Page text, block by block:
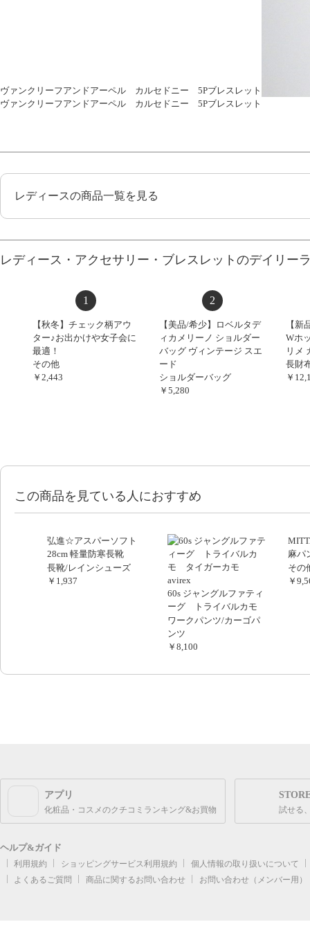
ヴァンクリーフアンドアーペル カルセドニー 5Pブレスレット
ヴァンクリーフアンドアーペル カルセドニー 5Pブレスレット
レディースの商品一覧を見る
レディース・アクセサリー・ブレスレットのデイリー
1
【秋冬】チェック柄アウ
ター♪お出かけや女子会に
最適！
その他
￥2,443
2
【美品/希少】ロベルタデ
ィカメリーノ ショルダー
バッグ ヴィンテージ スエ
ード
ショルダーバッグ
￥5,280
【新
Wホ
リメ
長財
￥
この商品を見ている人におすすめ
弘進☆アスパーソフト
28cm 軽量防寒長靴
長靴/レインシューズ
￥1,937
60s ジャングルファティ
ーグ トライバルカモ
タイガーカモ avirex
ワークパンツ/カーゴパ
ンツ
￥8,100
麻パ
2 別
その
￥
アプリ
化粧品・コスメのクチコミランキング&お買物 試せる
ヘルプ&ガイド
利用規約 ショッピングサービス利用規約
個人情報の取り扱いについて
よくあるご質問
商品に関するお問い合わせ お問い合わせ（メンバー用）